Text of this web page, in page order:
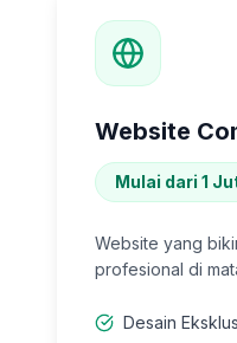
Website
Mulai dari 1
Website yang
profesional di
Desain